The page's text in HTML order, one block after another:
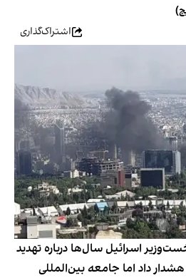
اشتراک‌گذاری
اسرائیل سال‌ها درباره تهدید
داد اما جامعه بین‌المللی